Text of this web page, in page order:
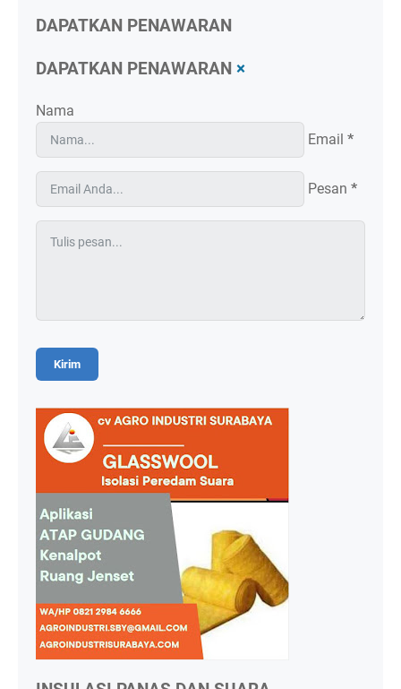
DAPATKAN PENAWARAN
DAPATKAN PENAWARAN ×
Nama
Email *
Pesan *